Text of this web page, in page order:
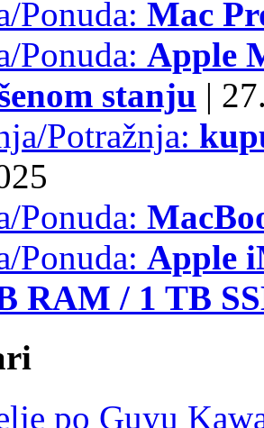
Ponuda: Mac
Ponuda: Apple
stanju |
Potražnja:
Ponuda:
Ponuda: Apple
RAM / 1 TB
po Guyu